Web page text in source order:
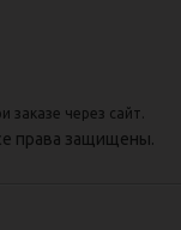
через сайт.
права защищены.